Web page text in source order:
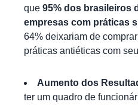
que 95% dos brasileiros
empresas com práticas
64% deixariam de
práticas antiéticas com
Aumento dos
ter um quadro de